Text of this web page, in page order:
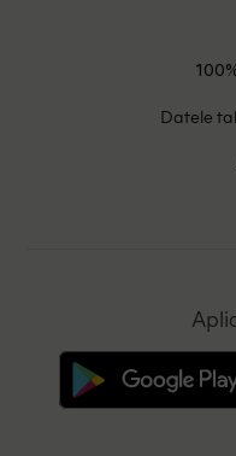
Datele